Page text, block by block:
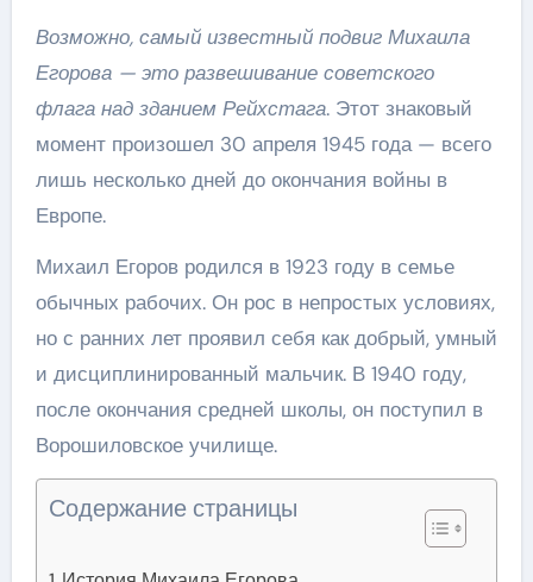
Возможно, самый известный подвиг Михаила
Егорова — это развешивание советского
флага над зданием Рейхстага. Этот знаковый
момент произошел 30 апреля 1945 года — всего
лишь несколько дней до окончания войны в
Европе.
Михаил Егоров родился в 1923 году в семье
обычных рабочих. Он рос в непростых условиях,
но с ранних лет проявил себя как добрый, умный
и дисциплинированный мальчик. В 1940 году,
после окончания средней школы, он поступил в
Ворошиловское училище.
Содержание страницы